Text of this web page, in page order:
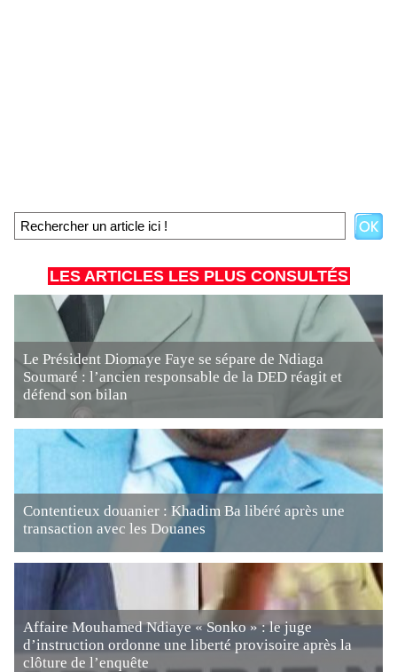
LES ARTICLES LES PLUS CONSULTÉS
Le Président Diomaye Faye se sépare de Ndiaga
Soumaré : l’ancien responsable de la DED réagit et
défend son bilan
Contentieux douanier : Khadim Ba libéré après une
transaction avec les Douanes
Affaire Mouhamed Ndiaye « Sonko » : le juge
d’instruction ordonne une liberté provisoire après la
clôture de l’enquête